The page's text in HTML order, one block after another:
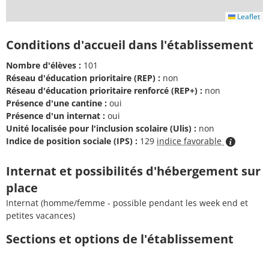
Leaflet
Conditions d'accueil dans l'établissement
Nombre d'élèves : 101
Réseau d'éducation prioritaire (REP) : non
Réseau d'éducation prioritaire renforcé (REP+) : non
Présence d'une cantine : oui
Présence d'un internat : oui
Unité localisée pour l'inclusion scolaire (Ulis) : non
Indice de position sociale (IPS) : 129 indice favorable
Internat et possibilités d'hébergement sur
place
Internat (homme/femme - possible pendant les week end et
petites vacances)
Sections et options de l'établissement